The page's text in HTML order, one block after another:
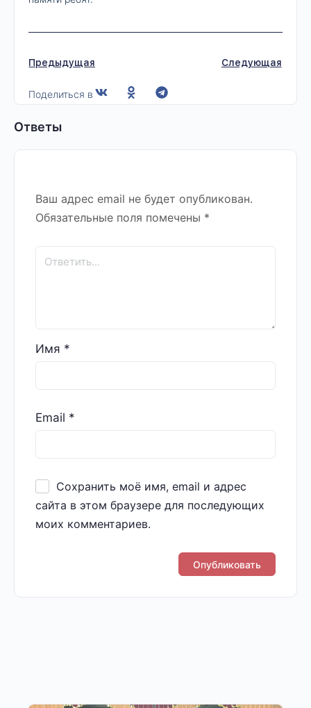
Предыдущая Следующая
Поделиться в
Ответы
Ваш адрес email не будет опубликован.
Обязательные поля помечены *
Имя *
Email *
Сохранить моё имя, email и адрес
сайта в этом браузере для последующих
моих комментариев.